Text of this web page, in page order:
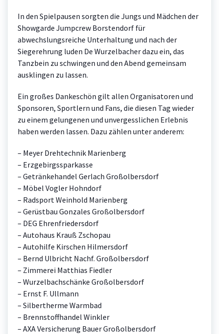
In den Spielpausen sorgten die Jungs und Mädchen der
Showgarde Jumpcrew Borstendorf für
abwechslungsreiche Unterhaltung und nach der
Siegerehrung luden De Wurzelbacher dazu ein, das
Tanzbein zu schwingen und den Abend gemeinsam
ausklingen zu lassen.
Ein großes Dankeschön gilt allen Organisatoren und
Sponsoren, Sportlern und Fans, die diesen Tag wieder
zu einem gelungenen und unvergesslichen Erlebnis
haben werden lassen. Dazu zählen unter anderem:
– Meyer Drehtechnik Marienberg
– Erzgebirgssparkasse
– Getränkehandel Gerlach Großolbersdorf
– Möbel Vogler Hohndorf
– Radsport Weinhold Marienberg
– Gerüstbau Gonzales Großolbersdorf
– DEG Ehrenfriedersdorf
– Autohaus Krauß Zschopau
– Autohilfe Kirschen Hilmersdorf
– Bernd Ulbricht Nachf. Großolbersdorf
– Zimmerei Matthias Fiedler
– Wurzelbachschänke Großolbersdorf
– Ernst F. Ullmann
– Silbertherme Warmbad
– Brennstoffhandel Winkler
– AXA Versicherung Bauer Großolbersdorf